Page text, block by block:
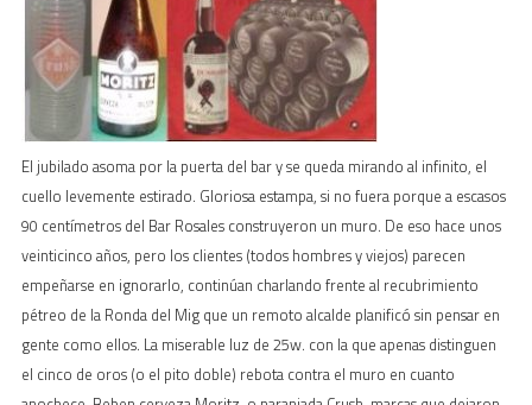
El jubilado asoma por la puerta del bar y se queda mirando al infinito, el
cuello levemente estirado. Gloriosa estampa, si no fuera porque a escasos
90 centímetros del Bar Rosales construyeron un muro. De eso hace unos
veinticinco años, pero los clientes (todos hombres y viejos) parecen
empeñarse en ignorarlo, continúan charlando frente al recubrimiento
pétreo de la Ronda del Mig que un remoto alcalde planificó sin pensar en
gente como ellos. La miserable luz de 25w. con la que apenas distinguen
el cinco de oros (o el pito doble) rebota contra el muro en cuanto